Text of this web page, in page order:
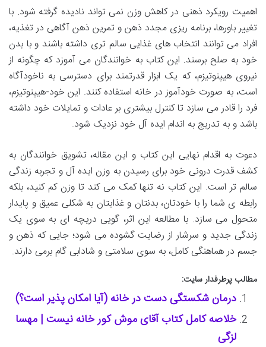
اهمیت رویکرد ذهنی در کاهش وزن نمی تواند نادیده گرفته شود. با
تغییر باورها، برنامه ریزی مجدد ذهن و تمرین ذهن آگاهی در تغذیه،
افراد می توانند انتخاب های غذایی سالم تری داشته باشند و با بدن
خود به صلح برسند. این کتاب به خوانندگان می آموزد که چگونه از
نیروی هیپنوتیزم، که یک ابزار قدرتمند برای دسترسی به ناخودآگاه
است، به صورت خودآموز در خانه استفاده کنند. این خود-هیپنوتیزم،
فرد را قادر می سازد تا کنترل بیشتری بر عادات و تمایلات خود داشته
باشد و به تدریج به اندام ایده آل خود نزدیک شود.
دعوت به اقدام نهایی این کتاب و این مقاله، تشویق خوانندگان به
کشف قدرت درونی خود برای رسیدن به وزن ایده آل و تجربه زندگی
سالم تر است. این کتاب نه تنها کمک می کند تا وزن کم کنید، بلکه
رابطه ی شما را با خودتان، بدنتان و غذایتان به شکلی عمیق و پایدار
متحول می سازد. با مطالعه این اثر، گویی دریچه ای به سوی یک
زندگی جدید و سرشار از رضایت گشوده می شود؛ جایی که ذهن و
جسم در هماهنگی کامل، به سوی سلامتی و شادابی گام برمی دارند.
مطالب پرطرفدار سایت:
درمان شکستگی دست در خانه (آیا امکان پذیر است؟)
خلاصه کامل کتاب آقای موش کور خانه نیست | مهسا
لزگی